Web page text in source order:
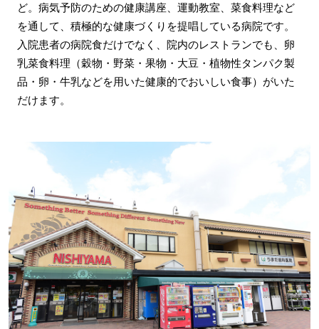
ど。病気予防のための健康講座、運動教室、菜食料理など
を通して、積極的な健康づくりを提唱している病院です。
入院患者の病院食だけでなく、院内のレストランでも、卵
乳菜食料理（穀物・野菜・果物・大豆・植物性タンパク製
品・卵・牛乳などを用いた健康的でおいしい食事）がいた
だけます。